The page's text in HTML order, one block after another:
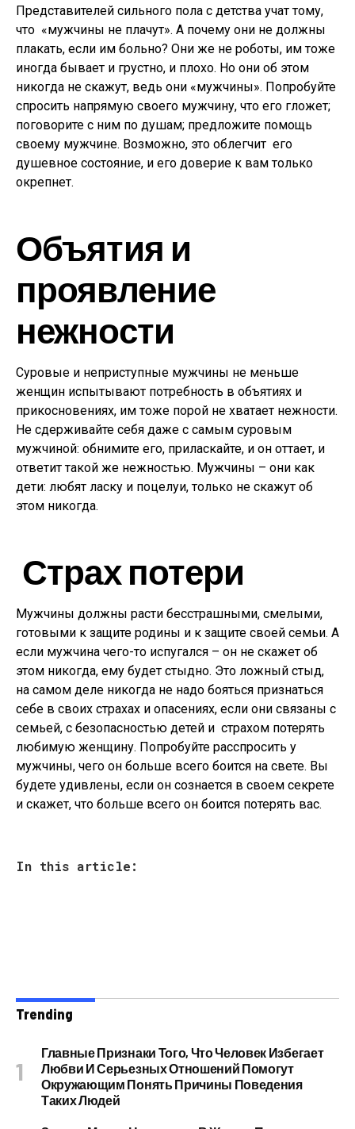
Представителей сильного пола с детства учат тому,
что «мужчины не плачут». А почему они не должны
плакать, если им больно? Они же не роботы, им тоже
иногда бывает и грустно, и плохо. Но они об этом
никогда не скажут, ведь они «мужчины». Попробуйте
спросить напрямую своего мужчину, что его гложет;
поговорите с ним по душам; предложите помощь
своему мужчине. Возможно, это облегчит его
душевное состояние, и его доверие к вам только
окрепнет.
Объятия и
проявление
нежности
Суровые и неприступные мужчины не меньше
женщин испытывают потребность в объятиях и
прикосновениях, им тоже порой не хватает нежности.
Не сдерживайте себя даже с самым суровым
мужчиной: обнимите его, приласкайте, и он оттает, и
ответит такой же нежностью. Мужчины – они как
дети: любят ласку и поцелуи, только не скажут об
этом никогда.
Страх потери
Мужчины должны расти бесстрашными, смелыми,
готовыми к защите родины и к защите своей семьи. А
если мужчина чего-то испугался – он не скажет об
этом никогда, ему будет стыдно. Это ложный стыд,
на самом деле никогда не надо бояться признаться
себе в своих страхах и опасениях, если они связаны с
семьей, с безопасностью детей и страхом потерять
любимую женщину. Попробуйте расспросить у
мужчины, чего он больше всего боится на свете. Вы
будете удивлены, если он сознается в своем секрете
и скажет, что больше всего он боится потерять вас.
In this article:
Trending
Главные Признаки Того, Что Человек Избегает
Любви И Серьезных Отношений Помогут
Окружающим Понять Причины Поведения
Таких Людей